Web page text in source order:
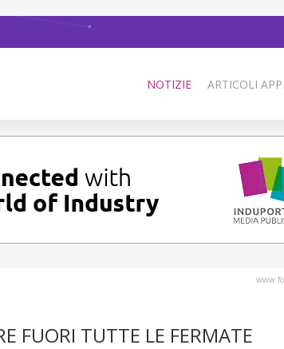
NOTIZIE ARTICOLI
FUORI TUTTE LE FERMATE